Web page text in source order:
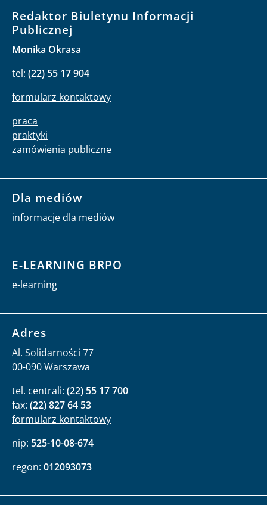
Redaktor Biuletynu Informacji
Publicznej
Monika Okrasa
tel: (22) 55 17 904
formularz kontaktowy
praca
praktyki
zamówienia publiczne
Dla mediów
informacje dla mediów
E-LEARNING BRPO
e-learning
Adres
Al. Solidarności 77
00-090 Warszawa
tel. centrali: (22) 55 17 700
fax: (22) 827 64 53
formularz kontaktowy
nip: 525-10-08-674
regon: 012093073